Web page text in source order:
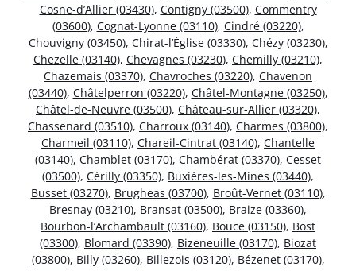
Cosne-d’Allier (03430), Contigny (03500), Commentry
(03600), Cognat-Lyonne (03110), Cindré (03220),
Chouvigny (03450), Chirat-l’Église (03330), Chézy (03230),
Chezelle (03140), Chevagnes (03230), Chemilly (03210),
Chazemais (03370), Chavroches (03220), Chavenon
(03440), Châtelperron (03220), Châtel-Montagne (03250),
Châtel-de-Neuvre (03500), Château-sur-Allier (03320),
Chassenard (03510), Charroux (03140), Charmes (03800),
Charmeil (03110), Chareil-Cintrat (03140), Chantelle
(03140), Chamblet (03170), Chambérat (03370), Cesset
(03500), Cérilly (03350), Buxières-les-Mines (03440),
Busset (03270), Brugheas (03700), Broût-Vernet (03110),
Bresnay (03210), Bransat (03500), Braize (03360),
Bourbon-l’Archambault (03160), Bouce (03150), Bost
(03300), Blomard (03390), Bizeneuille (03170), Biozat
(03800), Billy (03260), Billezois (03120), Bézenet (03170),